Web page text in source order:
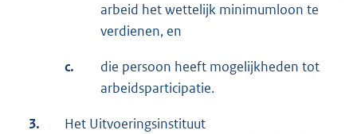
arbeid het wettelijk minimumloon te
verdienen, en
c.
die persoon heeft mogelijkheden tot
arbeidsparticipatie.
3.
Het Uitvoeringsinstituut